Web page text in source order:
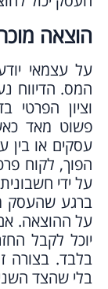
הוצאה
על עצמאי
המס. הדיווח
וציון הפרטי
פשוט מאד
עסקים או בין
הפוך, לקוח
על ידי
ברגע שהעסק
על ההוצאה.
יוכל לקבל
בלבד. בצורה
בלי שהצד